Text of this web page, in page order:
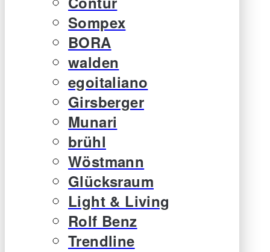
Sompex
BORA
walden
egoitaliano
Girsberger
Munari
brühl
Wöstmann
Glücksraum
Light & Living
Rolf Benz
Trendline